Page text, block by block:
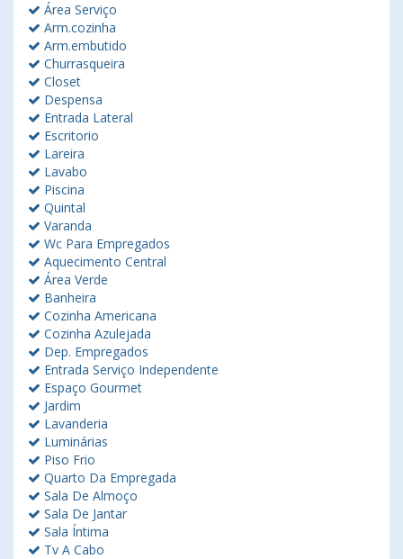
Área Serviço
Arm.cozinha
Arm.embutido
Churrasqueira
Closet
Despensa
Entrada Lateral
Escritorio
Lareira
Lavabo
Piscina
Quintal
Varanda
Wc Para Empregados
Aquecimento Central
Área Verde
Banheira
Cozinha Americana
Cozinha Azulejada
Dep. Empregados
Entrada Serviço Independente
Espaço Gourmet
Jardim
Lavanderia
Luminárias
Piso Frio
Quarto Da Empregada
Sala De Almoço
Sala De Jantar
Sala Íntima
Tv A Cabo